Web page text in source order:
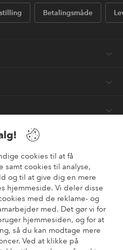
cookies til at få
samt cookies til analyse,
og til at give dig en mere
hjemmeside. Vi deler disse
med de reklame- og
med. Det gør vi for
hjemmesiden, og for at
så du kan modtage mere
Ved at klikke på
Betalingsmåde
betalinger
betalingsmuligheder ?